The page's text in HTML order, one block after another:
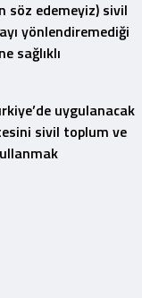
söz edemeyiz) sivil
yönlendiremediği
sağlıklı
uygulanacak
sivil toplum ve